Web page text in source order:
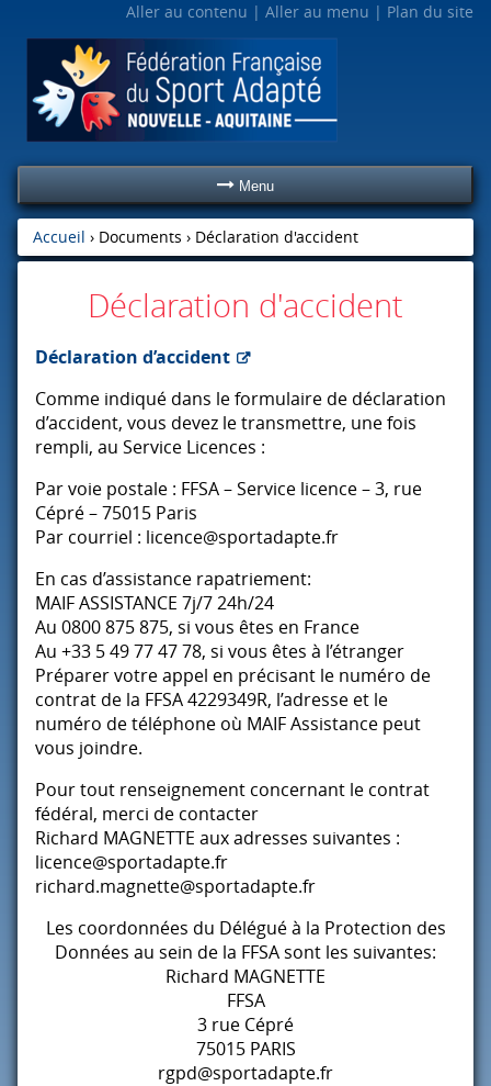
Aller au contenu Aller au menu Plan du site
Menu
Accueil › Documents › Déclaration d'accident
Déclaration d'accident
Déclaration d’accident
Comme indiqué dans le formulaire de déclaration
d’accident, vous devez le transmettre, une fois
rempli, au Service Licences :
Par voie postale : FFSA– Service licence – 3, rue
Cépré – 75015 Paris
Par courriel : licence@sportadapte.fr
En cas d’assistance rapatriement:
MAIFASSISTANCE 7j/7 24h/24
Au 0800 875 875, si vous êtes en France
Au +33 5 49 77 47 78, si vous êtes à l’étranger
Préparer votre appel en précisant le numéro de
contrat de la FFSA4229349R, l’adresse et le
numéro de téléphone où MAIFAssistance peut
vous joindre.
Pour tout renseignement concernant le contrat
fédéral, merci de contacter
Richard MAGNETTE aux adresses suivantes :
licence@sportadapte.fr
richard.magnette@sportadapte.fr
Les coordonnées du Délégué à la Protection des
Données au sein de la FFSAsont les suivantes:
Richard MAGNETTE
FFSA
3 rue Cépré
75015 PARIS
rgpd@sportadapte.fr